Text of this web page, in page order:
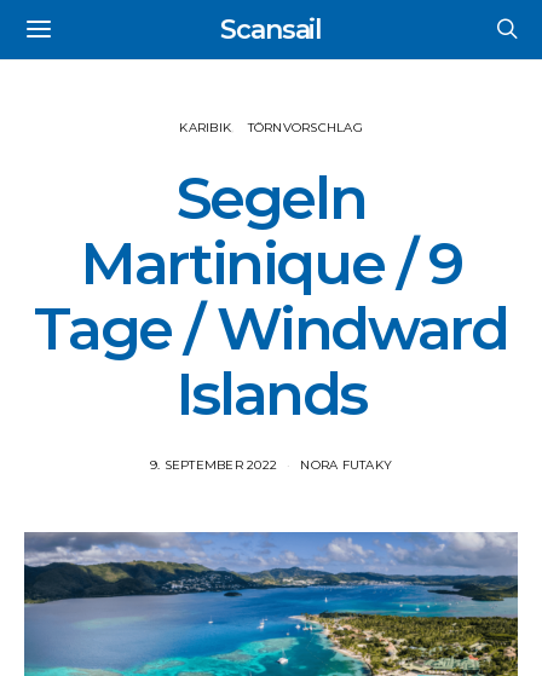
Scansail
KARIBIK TÖRNVORSCHLAG
Segeln
Martinique / 9
Tage / Windward
Islands
9. SEPTEMBER 2022 NORA FUTAKY